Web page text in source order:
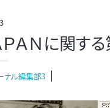
ＡＮに関する
ナル編集部3